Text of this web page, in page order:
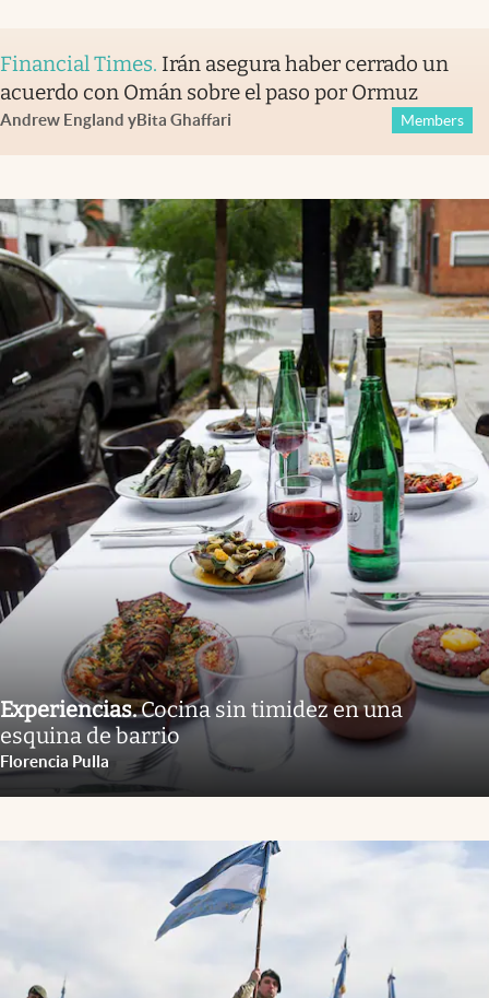
Financial Times. Irán asegura haber cerrado un
acuerdo con Omán sobre el paso por Ormuz
Andrew England yBita Ghaffari Members
Experiencias.Cocina sin timidez en una
esquina de barrio
Florencia Pulla